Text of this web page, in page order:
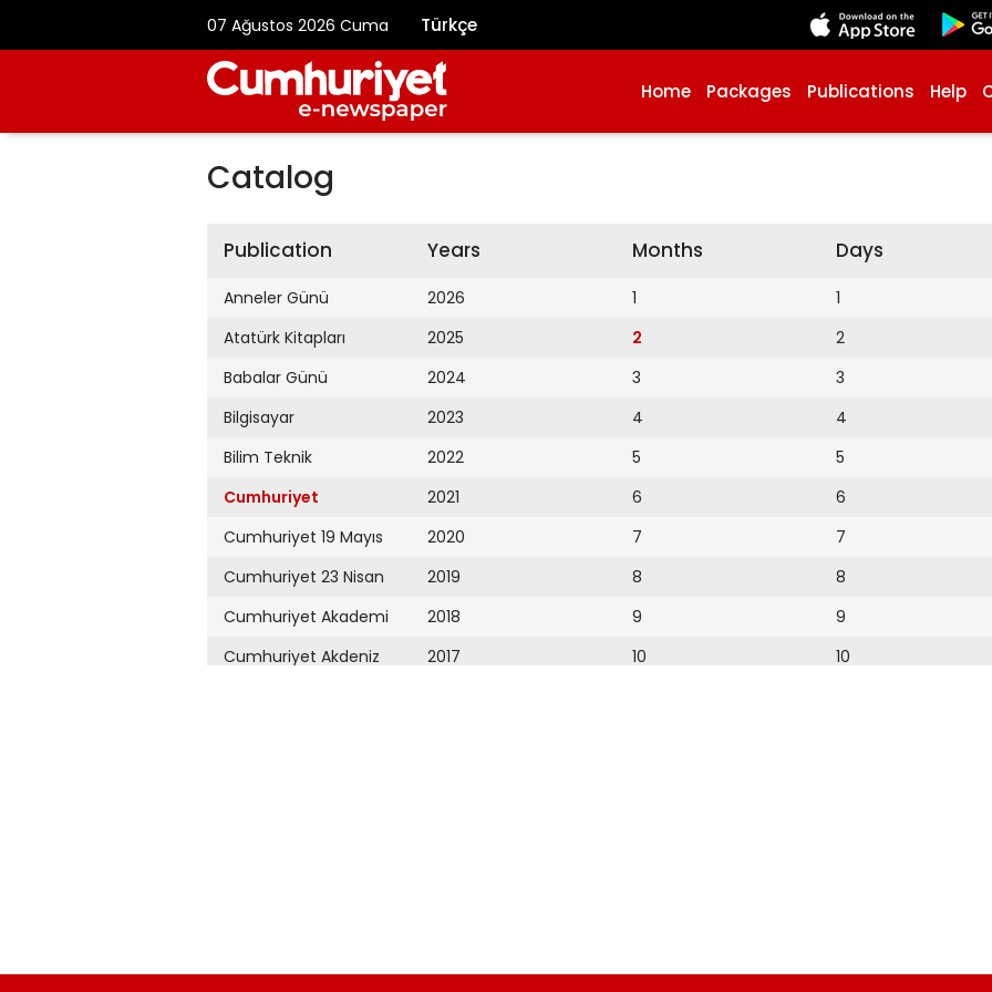
07 Ağustos 2026 Cuma Türkçe
Home Packages Publications Help
Catalog
Publication
Anneler Günü
Atatürk Kitapları
Babalar Günü
Bilgisayar
Bilim Teknik
Cumhuriyet
Cumhuriyet 19 Mayıs
Cumhuriyet 23 Nisan
Cumhuriyet Akademi
Cumhuriyet Akdeniz
Cumhuriyet Çevre
Years
2026
2025
2024
2023
2022
2021
2020
2019
2018
2017
2009
Months
1
2
3
4
5
6
7
8
9
10
Days
1
2
3
4
5
6
7
8
9
10
20